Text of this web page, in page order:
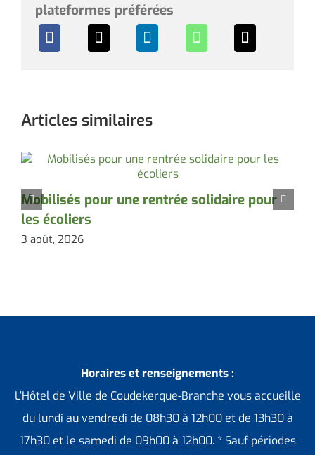
plateformes préférées
Articles similaires
Mobilisés pour une rentrée solidaire pour
les écoliers
3 août, 2026
Horaires et renseignements :
L’Hôtel de Ville de Coudekerque-Branche vous accueille
du lundi au vendredi de 08h30 à 12h00 et de 13h30 à
17h30 et le samedi de 09h00 à 12h00. * Sauf périodes